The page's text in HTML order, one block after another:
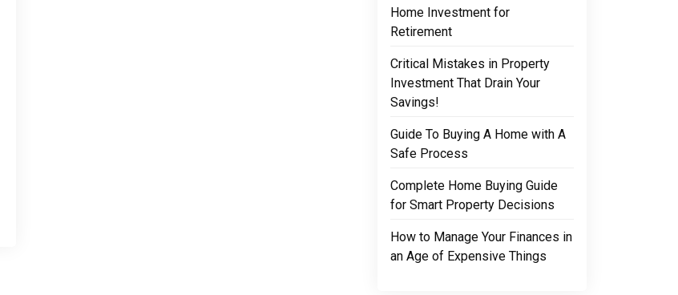
Home Investment for
Retirement
Critical Mistakes in Property
Investment That Drain Your
Savings!
Guide To Buying A Home with A
Safe Process
Complete Home Buying Guide
for Smart Property Decisions
How to Manage Your Finances in
an Age of Expensive Things